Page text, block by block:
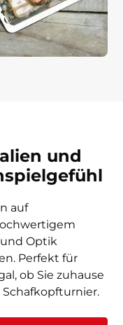
und
auf
Optik
Perfekt für
ob Sie zuhause